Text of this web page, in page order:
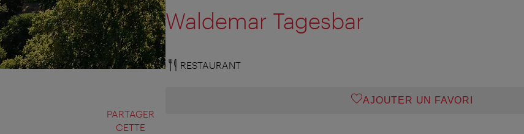
PARTAGER
CETTE
Waldemar Tagesbar
RESTAURANT
AJOUTER UN FAVORI